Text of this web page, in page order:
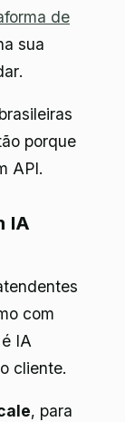
de
sua
porque
API.
IA
com
IA
cliente.
, para